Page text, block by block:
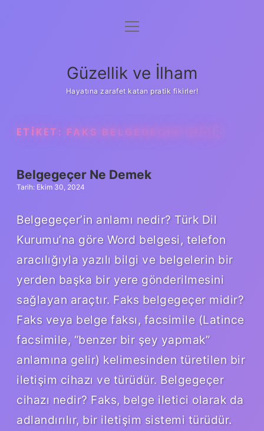
Anasayfa
Yasal Uyarı
menüyü
Güzellik ve İlham
Hayatına zarafet katan pratik fikirler!
ETIKET: FAKS BELGEGEÇER MIDIR
Belgegeçer Ne Demek
Tarih: Ekim 30, 2024
Belgegeçer’in anlamı nedir? Türk Dil
Kurumu’na göre Word belgesi, telefon
aracılığıyla yazılı bilgi ve belgelerin bir
yerden başka bir yere gönderilmesini
sağlayan araçtır. Faks belgegeçer midir?
Faks veya belge faksı, facsimile (Latince
facsimile, “benzer bir şey yapmak”
anlamına gelir) kelimesinden türetilen bir
iletişim cihazı ve türüdür. Belgegeçer
cihazı nedir? Faks, belge iletici olarak da
adlandırılır, bir iletişim sistemi türüdür.